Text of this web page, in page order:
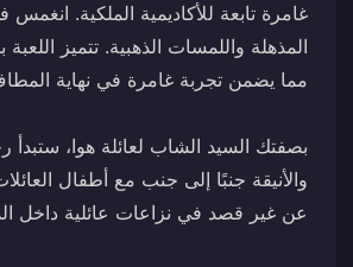
غامرة تابعة للأكاديمية الملكية.
بصفتك السيد الشاب لعائلة هوا، ستبدأ
والأنيقة جنبًا إلى جنب مع أطفال